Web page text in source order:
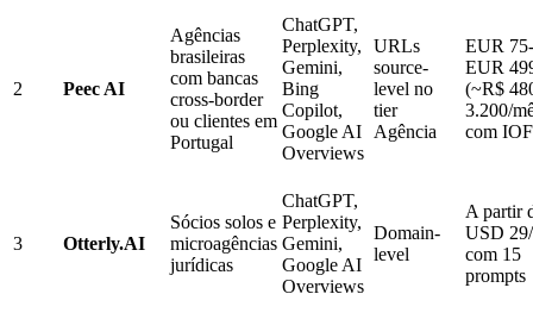
2 Peec AI
Agências
brasileiras
com bancas
cross-border
ou clientes em
Portugal
ChatGPT,
Perplexity,
Gemini,
Bing
Copilot,
Google AI
Overviews
URLs
source-
level no
tier
Agência
EUR 75-
EUR
(~R$
3.200/
com
3 Otterly.AI
Sócios solos e
microagências
jurídicas
ChatGPT,
Perplexity,
Gemini,
Google AI
Overviews
Domain-
level
A partir
USD
com 15
prompts